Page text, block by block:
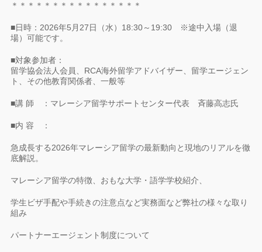
＊＊＊＊＊＊＊＊＊＊＊＊＊＊＊＊
■日時：2026年5月27日（水）18:30～19:30 ※途中入場（退
場）可能です。
■対象参加者：
留学協会法人会員、RCA海外留学アドバイザー、留学エージェン
ト、その他教育関係者、一般等
■講 師 ：マレーシア留学サポートセンター代表 斉藤高志氏
■内 容 ：
急成長する2026年マレーシア留学の最新動向と現地のリアルを徹
底解説。
マレーシア留学の特徴、おもな大学・語学学校紹介、
学生ビザ手配や手続きの注意点など実務面など弊社の様々な取り
組み
パートナーエージェント制度について